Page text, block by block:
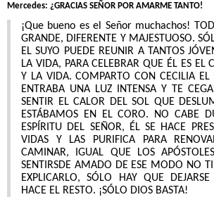
Mercedes: ¿GRACIAS SEÑOR POR AMARME TANTO!
¡Que bueno es el Señor muchachos!
GRANDE, DIFERENTE Y MAJESTUOSO.
EL SUYO PUEDE REUNIR A TANTOS
LA VIDA, PARA CELEBRAR QUE ÉL ES EL
Y LA VIDA. COMPARTO CON CECILIA
ENTRABA UNA LUZ INTENSA Y TE
SENTIR EL CALOR DEL SOL QUE
ESTÁBAMOS EN EL CORO. NO CABE
ESPÍRITU DEL SEÑOR, ÉL SE HACE
VIDAS Y LAS PURIFICA PARA
CAMINAR, IGUAL QUE LOS
SENTIRSDE AMADO DE ESE MODO NO
EXPLICARLO, SÓLO HAY QUE
HACE EL RESTO. ¡SÓLO DIOS BASTA!